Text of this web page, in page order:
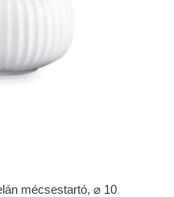
mécsestartó, ⌀ 10